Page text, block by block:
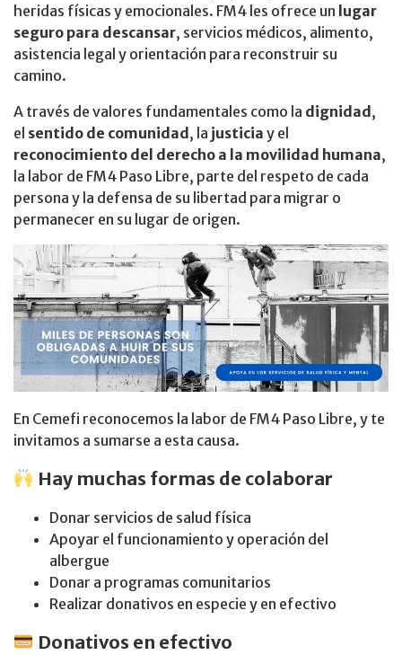
heridas físicas y emocionales. FM4 les ofrece un lugar
seguro para descansar, servicios médicos, alimento,
asistencia legal y orientación para reconstruir su
camino.
A través de valores fundamentales como la dignidad ,
el sentido de comunidad , la justicia y el
reconocimiento del derecho a la movilidad humana,
la labor de FM4 Paso Libre, parte del respeto de cada
persona y la defensa de su libertad para migrar o
permanecer en su lugar de origen.
En Cemefi reconocemos la labor de FM4 Paso Libre, y te
invitamos a sumarse a esta causa.
Hay muchas formas de colaborar
Donar servicios de salud física
Apoyar el funcionamiento y operación del
albergue
Donar a programas comunitarios
Realizar donativos en especie y en efectivo
Donativos en efectivo